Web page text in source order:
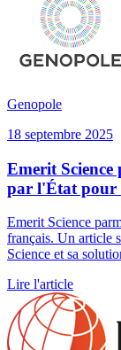
Genopole
18 septembre 2025
Emerit Science
par l'État pour
Emerit Science
français. Un article
Science et sa
comme l'une des
moderniser l'action
Lire l'article